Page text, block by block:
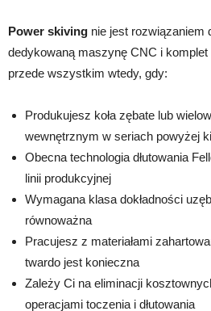
Power skiving nie jest rozwiązaniem
dedykowaną maszynę CNC i
przede wszystkim wtedy, gdy:
Produkujesz koła zębate lub
wewnętrznym w seriach powyżej
Obecna technologia dłutowania
linii produkcyjnej
Wymagana klasa dokładności
równoważna
Pracujesz z materiałami
twardo jest konieczna
Zależy Ci na eliminacji
operacjami toczenia i dłutowania